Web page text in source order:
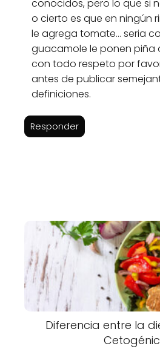
conocidos, pero lo que si
o cierto es que en ningún
le agrega tomate... seria
guacamole le ponen piña
con todo respeto por
antes de publicar
definiciones.
Responder
Diferencia entre la